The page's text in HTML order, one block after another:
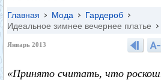
Главная Мода
Гардероб
Идеальное зимнее вечернее платье
Январь 2013
«Принято считать, что